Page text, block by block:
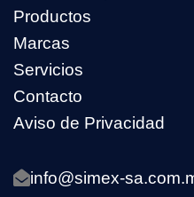
Productos
Marcas
Servicios
Contacto
Aviso de Privacidad
info@simex-